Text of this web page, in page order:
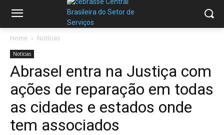
Home Notícias
Notícias
Abrasel entra na Justiça com
ações de reparação em todas
as cidades e estados onde
tem associados